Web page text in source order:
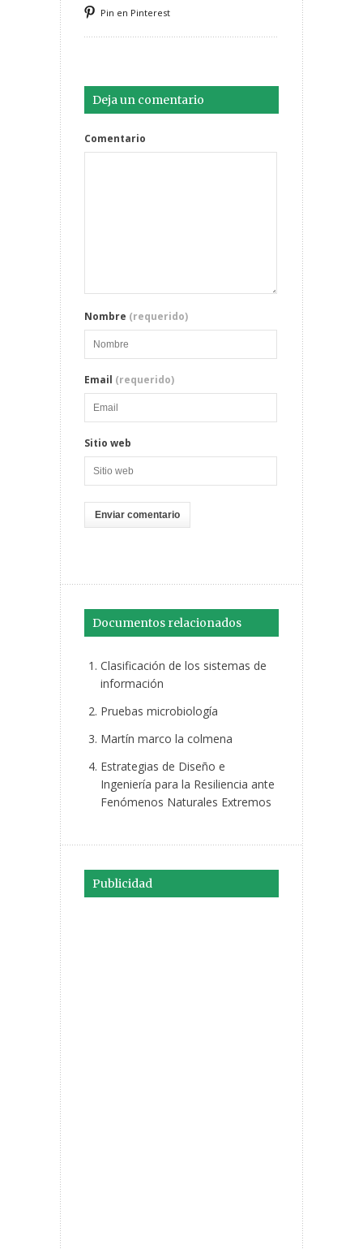
Pin en Pinterest
Deja un comentario
Comentario
Nombre (requerido)
Email (requerido)
Sitio web
Documentos relacionados
Clasificación de los sistemas de
información
Pruebas microbiología
Martín marco la colmena
Estrategias de Diseño e
Ingeniería para la Resiliencia ante
Fenómenos Naturales Extremos
Publicidad